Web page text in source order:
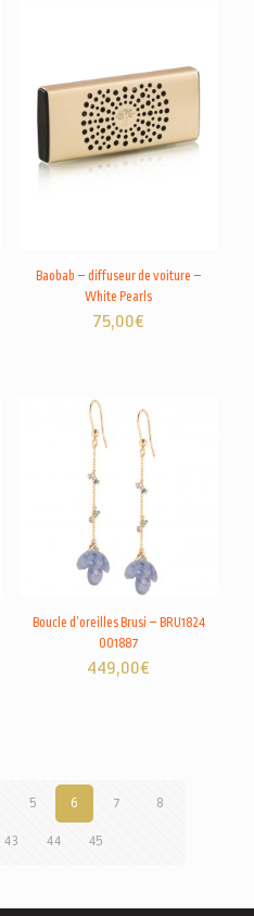
Baobab – diffuseur de voiture –
White Pearls
75,00€
Boucle d’oreilles Brusi – BRU1824
001887
449,00€
5 6 7 8
43 44 45